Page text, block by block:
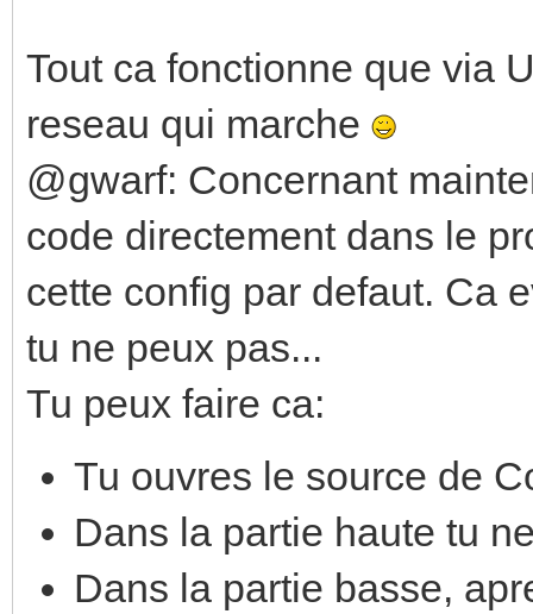
get_dali:
<dali_line> <address>
<dali_line> <group>
<dali_line> <address>
<dali_line> <address>
Tout ca fonctionne que via
reseau qui marche
@gwarf: Concernant
code directement dans le
cette config par defaut. Ca
tu ne peux pas...
Tu peux faire ca:
Tu ouvres le source de
Dans la partie haute tu
Dans la partie basse,